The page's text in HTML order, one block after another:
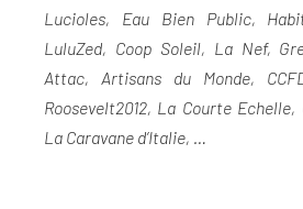
Lucioles, Eau Bien Public,
LuluZed, Coop Soleil, La Nef,
Attac, Artisans du Monde,
Roosevelt2012, La Courte Echelle,
La Caravane d’Italie, …